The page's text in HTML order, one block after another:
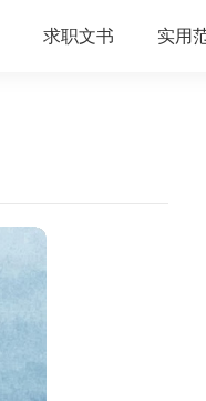
求职文书 实用